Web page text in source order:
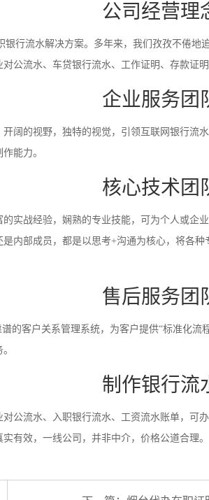
公司经营理
行流水解决方案。多年来，我们孜孜不倦
公流水、车贷银行流水、工作证明、存款证明
企业服务团
阔的视野，独特的视觉，引领互联网银行
能力。
核心技术团
实战经验，娴熟的专业技能，可为个人或
内部成员，都是以思考+沟通为核心，将各
售后服务团
的客户关系管理系统，为客户提供“标准化
制作银行流
公流水、入职银行流水、工资流水账单，
有效，一线公司，并非中介，价格公道合理。